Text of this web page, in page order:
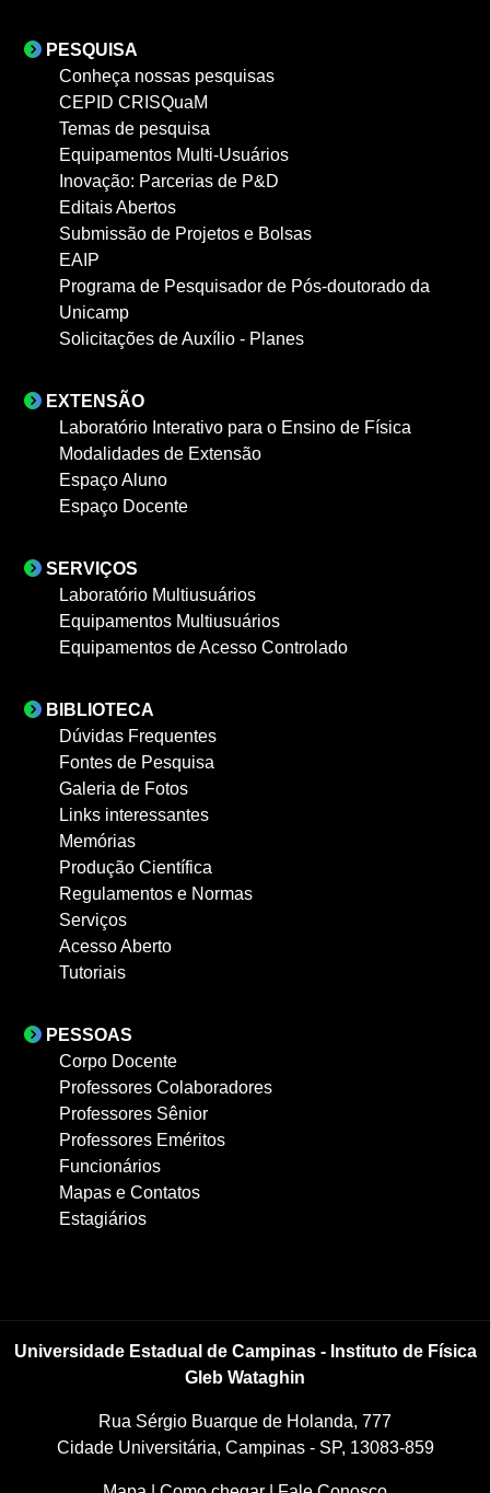
PESQUISA
Conheça nossas pesquisas
CEPID CRISQuaM
Temas de pesquisa
Equipamentos Multi-Usuários
Inovação: Parcerias de P&D
Editais Abertos
Submissão de Projetos e Bolsas
EAIP
Programa de Pesquisador de Pós-doutorado da
Unicamp
Solicitações de Auxílio - Planes
EXTENSÃO
Laboratório Interativo para o Ensino de Física
Modalidades de Extensão
Espaço Aluno
Espaço Docente
SERVIÇOS
Laboratório Multiusuários
Equipamentos Multiusuários
Equipamentos de Acesso Controlado
BIBLIOTECA
Dúvidas Frequentes
Fontes de Pesquisa
Galeria de Fotos
Links interessantes
Memórias
Produção Científica
Regulamentos e Normas
Serviços
Acesso Aberto
Tutoriais
PESSOAS
Corpo Docente
Professores Colaboradores
Professores Sênior
Professores Eméritos
Funcionários
Mapas e Contatos
Estagiários
Universidade Estadual de Campinas - Instituto de Física
Gleb Wataghin
Rua Sérgio Buarque de Holanda, 777
Cidade Universitária, Campinas - SP, 13083-859